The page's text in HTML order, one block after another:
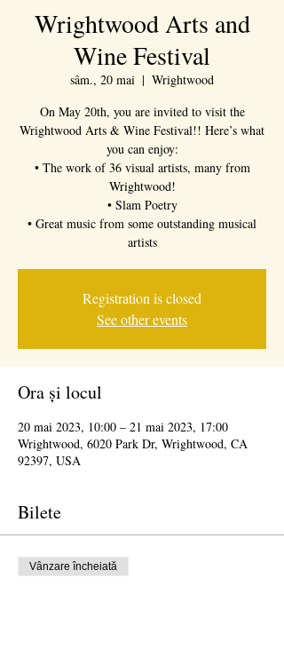
Wrightwood Arts and
Wine Festival
sâm., 20 mai
  |
Wrightwood
On May 20th, you are invited to visit the
Wrightwood Arts & Wine Festival!! Here’s what
you can enjoy:
• The work of 36 visual artists, many from
Wrightwood!
• Slam Poetry
• Great music from some outstanding musical
artists
Registration is closed
See other events
Ora și locul
20 mai 2023, 10:00 – 21 mai 2023, 17:00
Wrightwood, 6020 Park Dr, Wrightwood, CA
92397, USA
Bilete
Vânzare încheiată